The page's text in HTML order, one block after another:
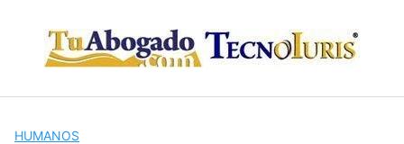
content
HUMANOS